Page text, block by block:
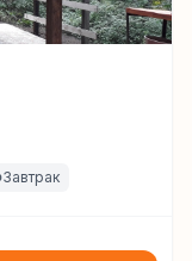
Завтрак